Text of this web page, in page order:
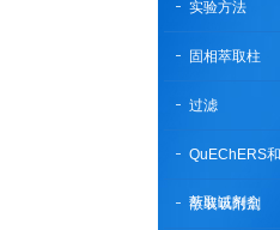
实验方法
固相萃取柱
过滤
QuEChERS
萃取试剂盒
散装吸附剂